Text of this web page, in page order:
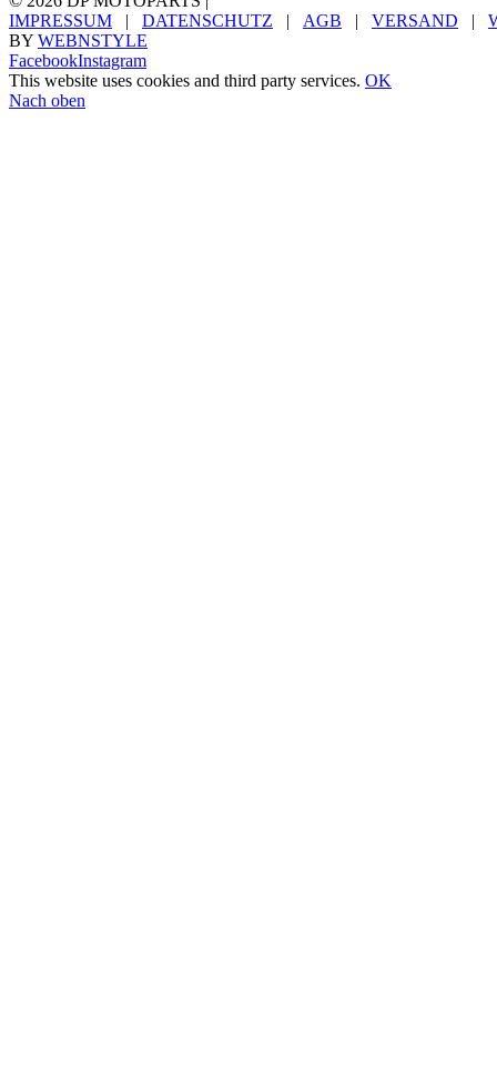
IMPRESSUM | DATENSCHUTZ | AGB | VERSAND |
BY WEBNSTYLE
FacebookInstagram
This website uses cookies and third party services. OK
Nach oben